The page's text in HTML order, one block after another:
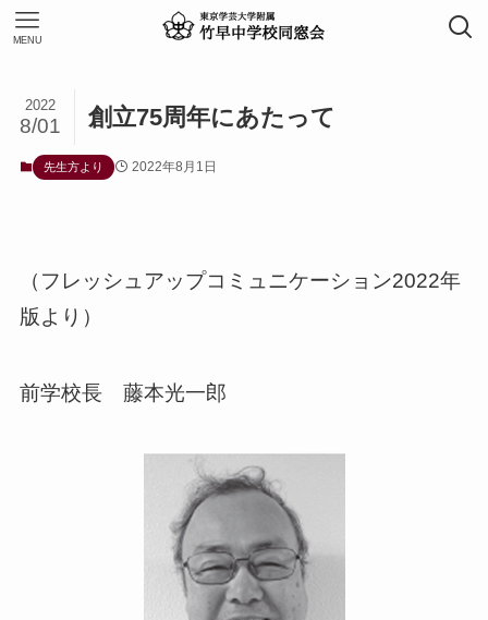
MENU
創立75周年にあたって
2022
8/01
先生方より 2022年8月1日
（フレッシュアップコミュニケーション2022年
版より）
前学校長 藤本光一郎